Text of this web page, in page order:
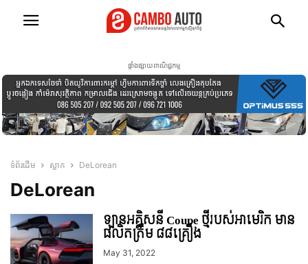
ផ្ទាំងផ្សាយពាណិជ្ជកម្ម
ទំព័រដើម ស្លាក DeLorean
DeLorean
ឡានអគ្គិសនី Coupe ថ្មីរបស់អាមេរិក មាន
ផលិតត្រឹម ៨៨គ្រឿង
May 31, 2022